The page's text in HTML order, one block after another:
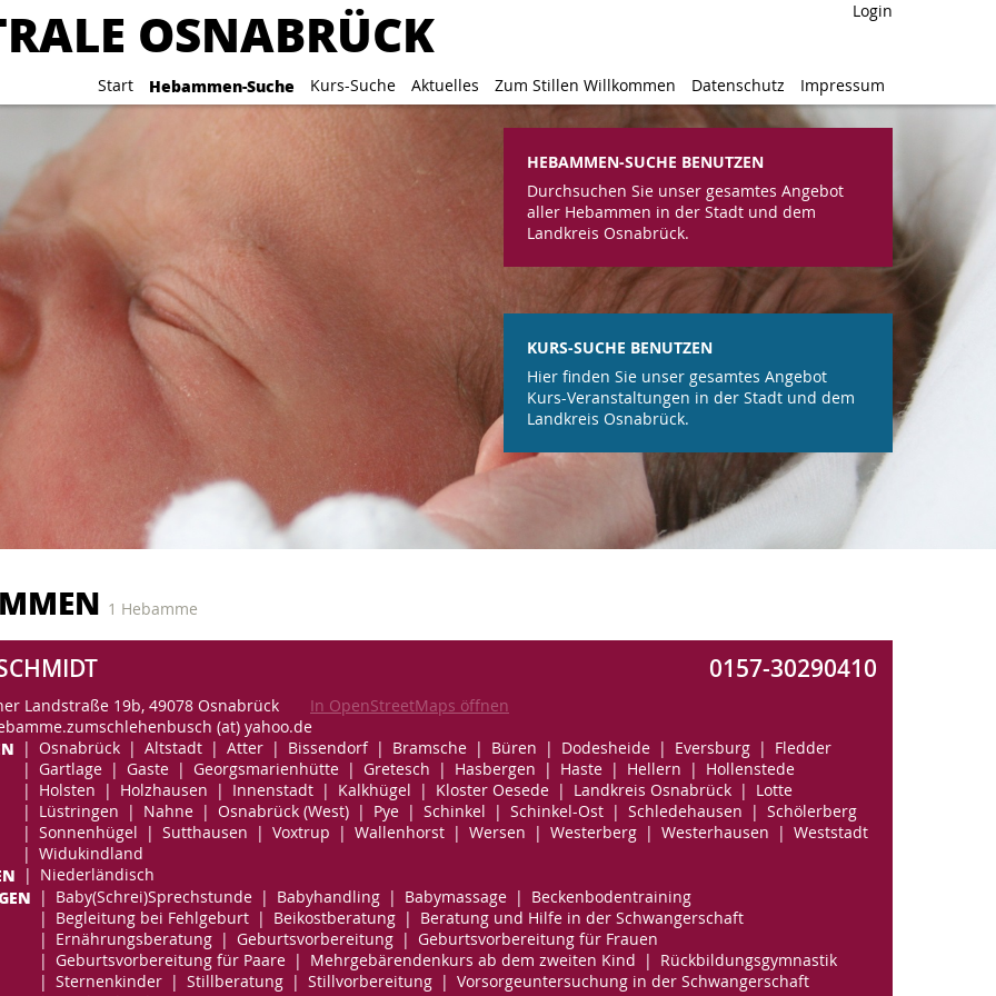
Login
OSNABRÜCK
Start Hebammen-Suche Kurs-Suche Aktuelles Zum Stillen Willkommen Datenschutz Impressum
Login
OSNABRÜCK
Start Hebammen-Suche Kurs-Suche Aktuelles Zum Stillen Willkommen Datenschutz Impressum
HEBAMMEN-SUCHE BENUTZEN
Durchsuchen Sie unser gesamtes Angebot
aller Hebammen in der Stadt und dem
Landkreis Osnabrück.
KURS-SUCHE BENUTZEN
Hier finden Sie unser gesamtes Angebot
Kurs-Veranstaltungen in der Stadt und dem
Landkreis Osnabrück.
1 Hebamme
0157-30290410
Landstraße 19b, 49078 Osnabrück
In OpenStreetMaps öffnen
(at) yahoo.de
Osnabrück Altstadt Atter Bissendorf Bramsche Büren Dodesheide Eversburg
Fledder
Gartlage
Gaste Georgsmarienhütte Gretesch Hasbergen Haste Hellern
Hollenstede
Holsten
Holzhausen Innenstadt Kalkhügel Kloster Oesede Landkreis Osnabrück
Lotte
Lüstringen
Nahne Osnabrück (West) Pye Schinkel Schinkel-Ost Schledehausen
Schölerberg
Sonnenhügel
Sutthausen Voxtrup Wallenhorst Wersen Westerberg Westerhausen
Weststadt
Widukindland
Niederländisch
Baby(Schrei)Sprechstunde Babyhandling Babymassage
Beckenbodentraining
Begleitung bei Fehlgeburt
Beikostberatung
Beratung und Hilfe in der Schwangerschaft
Ernährungsberatung
Geburtsvorbereitung
Geburtsvorbereitung für Frauen
Geburtsvorbereitung für Paare
Mehrgebärendenkurs ab dem zweiten Kind
Rückbildungsgymnastik
Sternenkinder
Stillberatung Stillvorbereitung
Vorsorgeuntersuchung in der Schwangerschaft